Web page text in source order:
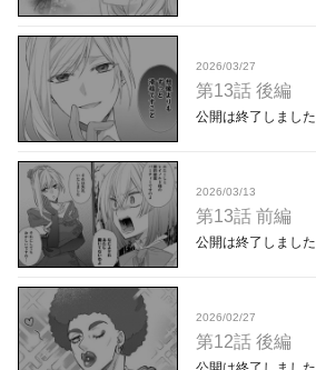
2026/03/27
第13話 後編
公開は終了しました
2026/03/13
第13話 前編
公開は終了しました
2026/02/27
第12話 後編